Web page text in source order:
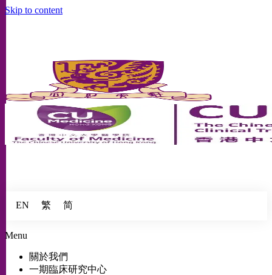
Skip to content
EN 繁 简
Menu
關於我們
一期臨床研究中心